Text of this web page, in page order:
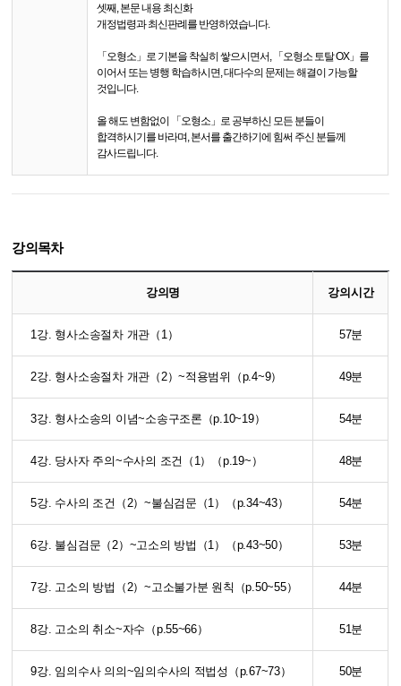
셋째, 본문 내용 최신화
개정법령과 최신판례를 반영하였습니다.
「오형소」로 기본을 착실히 쌓으시면서, 「오형소 토탈 OX」를
이어서 또는 병행 학습하시면, 대다수의 문제는 해결이 가능할
것입니다.
올 해도 변함없이 「오형소」로 공부하신 모든 분들이
합격하시기를 바라며, 본서를 출간하기에 힘써 주신 분들께
감사드립니다.
강의목차
강의명 강의시간
1강. 형사소송절차 개관（1） 57분
2강. 형사소송절차 개관（2）~적용범위（p.4~9） 49분
3강. 형사소송의 이념~소송구조론（p.10~19） 54분
4강. 당사자 주의~수사의 조건（1）（p.19~） 48분
5강. 수사의 조건（2）~불심검문（1）（p.34~43） 54분
6강. 불심검문（2）~고소의 방법（1）（p.43~50） 53분
7강. 고소의 방법（2）~고소불가분 원칙（p.50~55） 44분
8강. 고소의 취소~자수（p.55~66） 51분
9강. 임의수사 의의~임의수사의 적법성（p.67~73） 50분